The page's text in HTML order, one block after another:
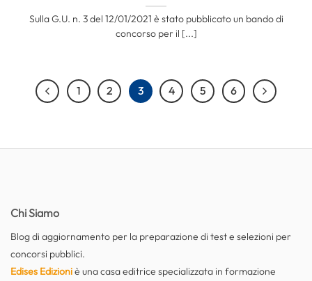
Sulla G.U. n. 3 del 12/01/2021 è stato pubblicato un bando di
concorso per il [...]
1 2 3 4 5 6
Chi Siamo
Blog di aggiornamento per la preparazione di test e selezioni per
concorsi pubblici.
Edises Edizioniè una casa editrice specializzata in formazione